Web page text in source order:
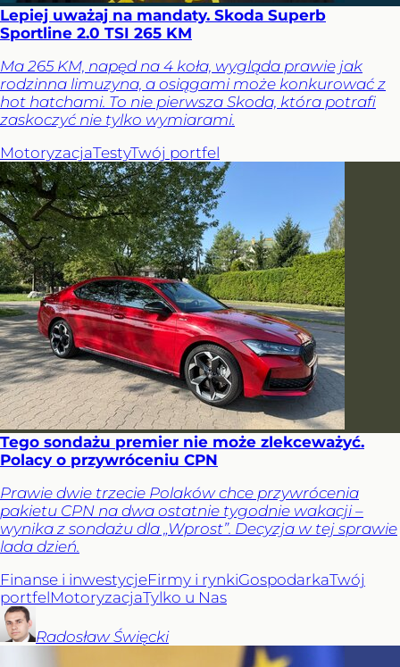
Lepiej uważaj na mandaty. Skoda Superb
Sportline 2.0 TSI 265 KM
Ma 265 KM, napęd na 4 koła, wygląda prawie jak
rodzinna limuzyna, a osiągami może konkurować z
hot hatchami. To nie pierwsza Skoda, która potrafi
zaskoczyć nie tylko wymiarami.
MotoryzacjaTestyTwój portfel
Tego sondażu premier nie może zlekceważyć.
Polacy o przywróceniu CPN
Prawie dwie trzecie Polaków chce przywrócenia
pakietu CPN na dwa ostatnie tygodnie wakacji –
wynika z sondażu dla „Wprost”. Decyzja w tej sprawie
lada dzień.
Finanse i inwestycjeFirmy i rynkiGospodarkaTwój
portfelMotoryzacjaTylko u Nas
Radosław Święcki